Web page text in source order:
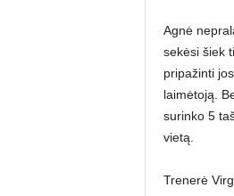
Agnė
sekėsi šiek
pripažinti
laimėtoją.
surinko 5
vietą.
Trenerė